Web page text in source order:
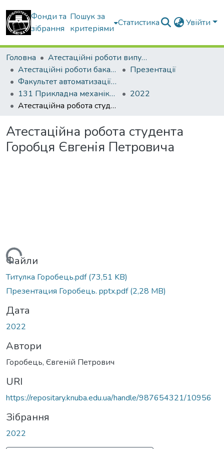
Фонди та
зібрання
Пошук за
критеріями
Статистика Увійти
Головна
Атестаційні роботи випускників
Атестаційні роботи бакалаврів
Презентації
Факультет автоматизації і інформаційних технологій
131 Прикладна механіка. Інженерна механіка
2022
Атестаційна робота студента Горобця Євгенія Петровича
Атестаційна робота студента
Горобця Євгенія Петровича
Вантажиться...
Файли
Титулка Горобець.pdf(73,51 KB)
Презентация Горобець. pptx.pdf(2,28 MB)
Дата
2022
Автори
Горобець, Євгеній Петрович
URI
https://repositary.knuba.edu.ua/handle/987654321/10956
Зібрання
2022